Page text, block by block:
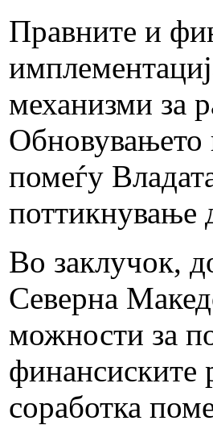
Правните и
механизми за
Обновувањето
помеѓу
поттикнување
Во заклучок,
Северна
можности за
финансиските
соработка